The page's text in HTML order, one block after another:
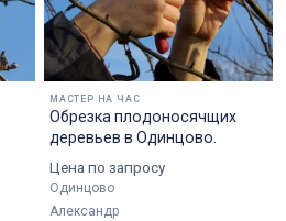
МАСТЕР НА ЧАС
Обрезка плодоносячщих
деревьев в Одинцово.
Цена по запросу
Одинцово
Александр